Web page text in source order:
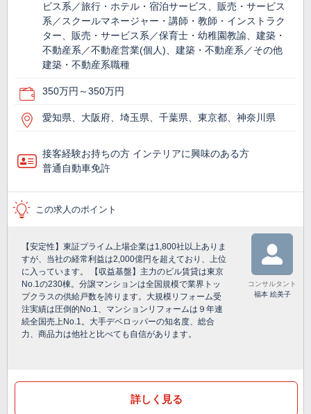
ビス系／旅行・ホテル・宿泊サービス、販売・サービス
系／スクールマネージャー・講師・教師・インストラク
ター、販売・サービス系／保育士・幼稚園教諭、建築・
不動産系／不動産営業(個人)、建築・不動産系／その他
建築・不動産系職種
350万円～350万円
愛知県、大阪府、埼玉県、千葉県、東京都、神奈川県
接客経験お持ちの方 インテリアに興味のある方
普通自動車免許
この求人のポイント
【安定性】東証プライム上場企業は1,800社以上ありま
すが、当社の経常利益は2,000億円を超えており、上位
に入っています。 【収益基盤】主力のビル賃貸は東京
No.1の230棟。分譲マンションは全国規模で業界トッ
プクラスの供給戸数を誇ります。大規模リフォーム受
注実績は圧倒的No.1、マンションリフォームは９年連
続全国売上No.1。大手デベロッパーの知名度、総合
力、商品力は他社と比べても自信があります。
コンサルタント
福本 絵美子
詳しく見る